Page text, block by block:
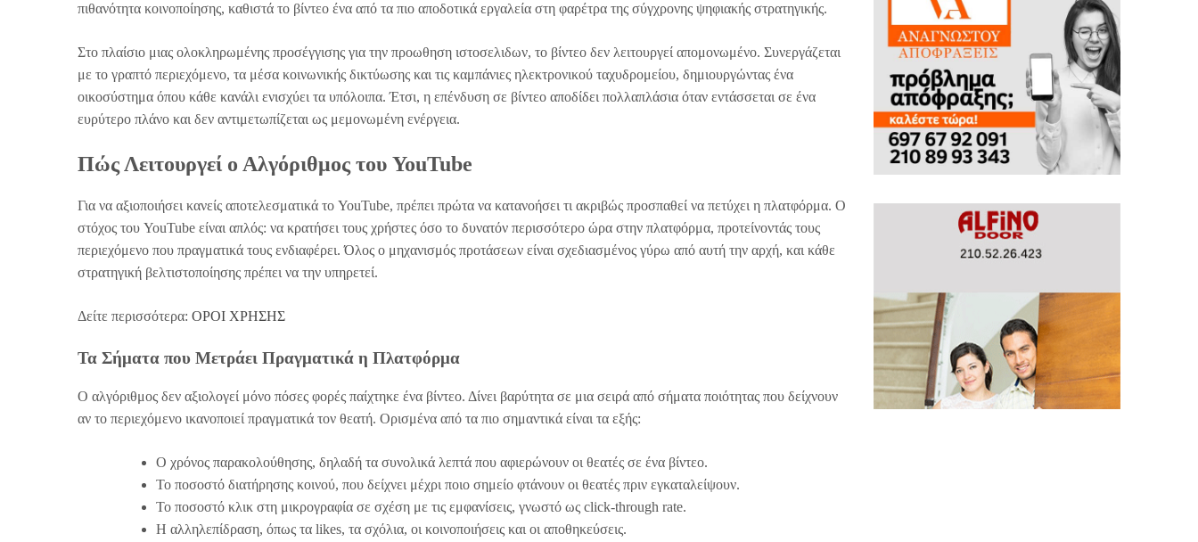
πιθανότητα κοινοποίησης, καθιστά το βίντεο ένα από τα πιο αποδοτικά εργαλεία στη φαρέτρα της σύγχρονης ψηφιακής στρατηγικής.
Στο πλαίσιο μιας ολοκληρωμένης προσέγγισης για την προωθηση ιστοσελιδων, το βίντεο δεν λειτουργεί απομονωμένο. Συνεργάζεται
με το γραπτό περιεχόμενο, τα μέσα κοινωνικής δικτύωσης και τις καμπάνιες ηλεκτρονικού ταχυδρομείου, δημιουργώντας ένα
οικοσύστημα όπου κάθε κανάλι ενισχύει τα υπόλοιπα. Έτσι, η επένδυση σε βίντεο αποδίδει πολλαπλάσια όταν εντάσσεται σε ένα
ευρύτερο πλάνο και δεν αντιμετωπίζεται ως μεμονωμένη ενέργεια.
Πώς Λειτουργεί ο Αλγόριθμος του YouTube
Για να αξιοποιήσει κανείς αποτελεσματικά το YouTube, πρέπει πρώτα να κατανοήσει τι ακριβώς προσπαθεί να πετύχει η πλατφόρμα. Ο
στόχος του YouTube είναι απλός: να κρατήσει τους χρήστες όσο το δυνατόν περισσότερο ώρα στην πλατφόρμα, προτείνοντάς τους
περιεχόμενο που πραγματικά τους ενδιαφέρει. Όλος ο μηχανισμός προτάσεων είναι σχεδιασμένος γύρω από αυτή την αρχή, και κάθε
στρατηγική βελτιστοποίησης πρέπει να την υπηρετεί.
Δείτε περισσότερα: ΟΡΟΙ ΧΡΗΣΗΣ
Τα Σήματα που Μετράει Πραγματικά η Πλατφόρμα
Ο αλγόριθμος δεν αξιολογεί μόνο πόσες φορές παίχτηκε ένα βίντεο. Δίνει βαρύτητα σε μια σειρά από σήματα ποιότητας που δείχνουν
αν το περιεχόμενο ικανοποιεί πραγματικά τον θεατή. Ορισμένα από τα πιο σημαντικά είναι τα εξής:
Ο χρόνος παρακολούθησης, δηλαδή τα συνολικά λεπτά που αφιερώνουν οι θεατές σε ένα βίντεο.
Το ποσοστό διατήρησης κοινού, που δείχνει μέχρι ποιο σημείο φτάνουν οι θεατές πριν εγκαταλείψουν.
Το ποσοστό κλικ στη μικρογραφία σε σχέση με τις εμφανίσεις, γνωστό ως click-through rate.
Η αλληλεπίδραση, όπως τα likes, τα σχόλια, οι κοινοποιήσεις και οι αποθηκεύσεις.